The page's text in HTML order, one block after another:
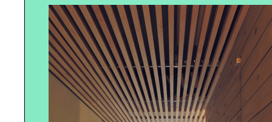
アイテムで変わる｜MYキッチン
都会で始める｜グリーンのあるバル
コニー